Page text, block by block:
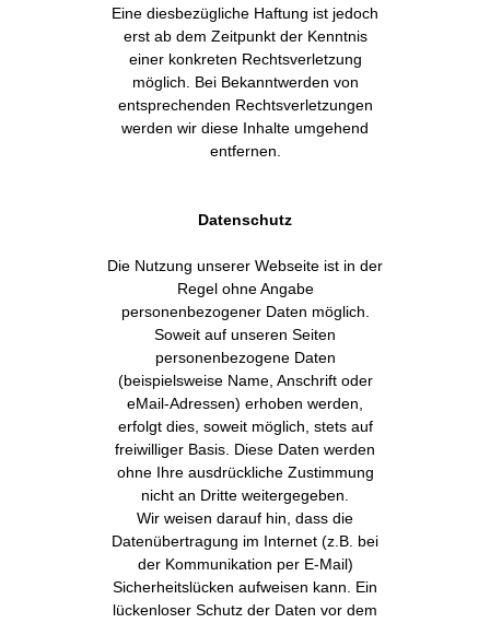
Eine diesbezügliche Haftung ist jedoch
erst ab dem Zeitpunkt der Kenntnis
einer konkreten Rechtsverletzung
möglich. Bei Bekanntwerden von
entsprechenden Rechtsverletzungen
werden wir diese Inhalte umgehend
entfernen.
Datenschutz
Die Nutzung unserer Webseite ist in der
Regel ohne Angabe
personenbezogener Daten möglich.
Soweit auf unseren Seiten
personenbezogene Daten
(beispielsweise Name, Anschrift oder
eMail-Adressen) erhoben werden,
erfolgt dies, soweit möglich, stets auf
freiwilliger Basis. Diese Daten werden
ohne Ihre ausdrückliche Zustimmung
nicht an Dritte weitergegeben.
Wir weisen darauf hin, dass die
Datenübertragung im Internet (z.B. bei
der Kommunikation per E-Mail)
Sicherheitslücken aufweisen kann. Ein
lückenloser Schutz der Daten vor dem